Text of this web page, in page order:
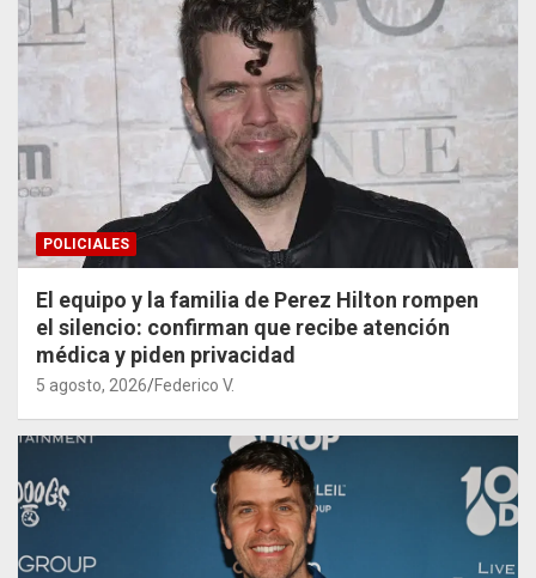
POLICIALES
El equipo y la familia de Perez Hilton rompen
el silencio: confirman que recibe atención
médica y piden privacidad
5 agosto, 2026 Federico V.